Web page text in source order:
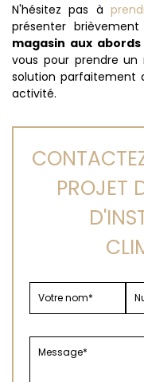
N'hésitez pas à
présenter
magasin aux abords
vous pour prendre un
solution parfaitement
activité.
PROJET